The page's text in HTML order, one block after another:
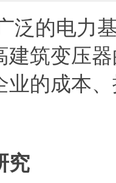
泛的电力
建筑变压
业的成本
究